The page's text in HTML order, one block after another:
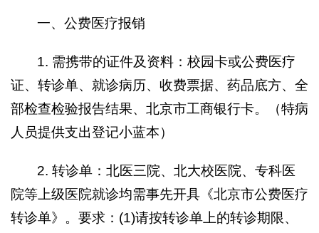
一、公费医疗报销
1. 需携带的证件及资料：校园卡或公费医疗
证、转诊单、就诊病历、收费票据、药品底方、全
部检查检验报告结果、北京市工商银行卡。（特病
人员提供支出登记小蓝本）
2. 转诊单：北医三院、北大校医院、专科医
院等上级医院就诊均需事先开具《北京市公费医疗
转诊单》。要求：(1)请按转诊单上的转诊期限、